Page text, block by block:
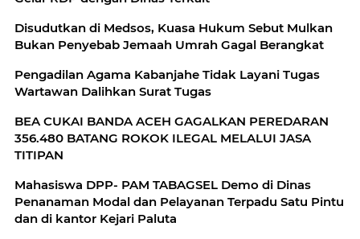
Disudutkan di Medsos, Kuasa Hukum Sebut Mulkan
Bukan Penyebab Jemaah Umrah Gagal Berangkat
Pengadilan Agama Kabanjahe Tidak Layani Tugas
Wartawan Dalihkan Surat Tugas
BEA CUKAI BANDA ACEH GAGALKAN PEREDARAN
356.480 BATANG ROKOK ILEGAL MELALUI JASA
TITIPAN
Mahasiswa DPP- PAM TABAGSEL Demo di Dinas
Penanaman Modal dan Pelayanan Terpadu Satu Pintu
dan di kantor Kejari Paluta